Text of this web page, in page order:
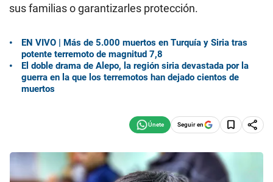
sus familias o garantizarles protección.
EN VIVO | Más de 5.000 muertos en Turquía y Siria tras
potente terremoto de magnitud 7,8
El doble drama de Alepo, la región siria devastada por la
guerra en la que los terremotos han dejado cientos de
muertos
Seguir en